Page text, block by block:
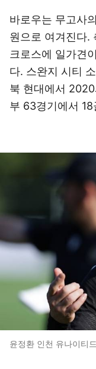
바로우는 무고사
원으로 여겨진다.
크로스에 일가견
다. 스완지 시티
북 현대에서
부 63경기에서
윤정환 인천 유나이티